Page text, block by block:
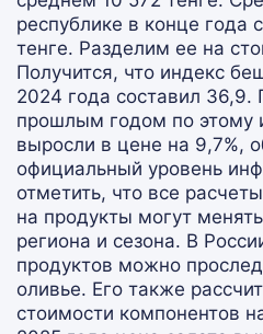
республике в конце года
тенге. Разделим ее на
Получится, что индекс
2024 года составил 36,9.
прошлым годом по этому
выросли в цене на 9,7%,
официальный уровень
отметить, что все
на продукты могут
региона и сезона. В
продуктов можно
оливье. Его также
стоимости компонентов